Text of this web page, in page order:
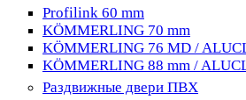
Profilink 60 mm
KÖMMERLING 70 mm
KÖMMERLING 76 MD /
KÖMMERLING 88 mm /
Раздвижные двери ПВХ